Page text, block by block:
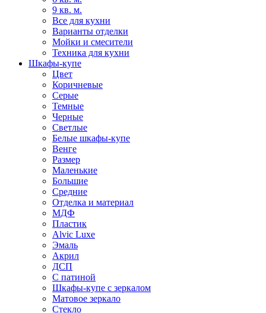
9 кв. м.
Все для кухни
Варианты отделки
Мойки и смесители
Техника для кухни
Шкафы-купе
Цвет
Коричневые
Серые
Темные
Черные
Светлые
Белые шкафы-купе
Венге
Размер
Маленькие
Большие
Средние
Отделка и материал
МДФ
Пластик
Alvic Luxe
Эмаль
Акрил
ДСП
С патиной
Шкафы-купе с зеркалом
Матовое зеркало
Стекло